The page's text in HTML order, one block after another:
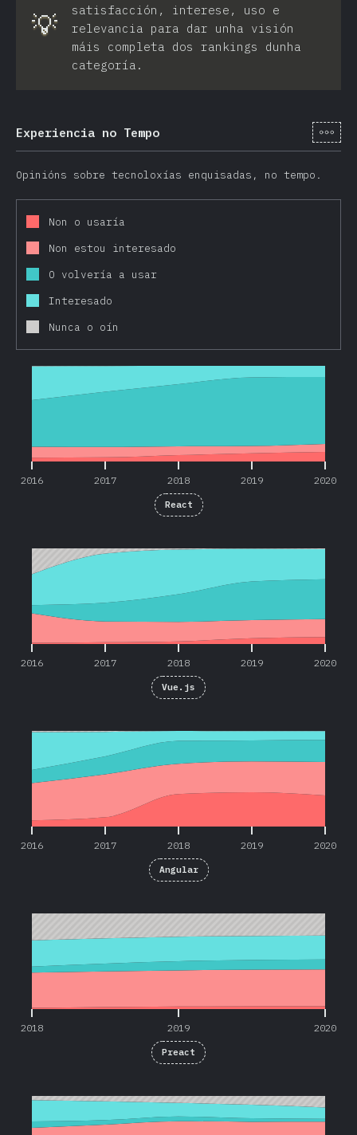
💡
satisfacción, interese, uso e
relevancia para dar unha visión
máis completa dos rankings dunha
categoría.
Experiencia no Tempo [gl-
Opinións sobre tecnoloxías enquisadas, no tempo.
Non o usaría
Non estou interesado
O volvería a usar
Interesado
Nunca o oín
2016 2017 2018 2019 2020
2016 2017 2018 2019 2020
React
2016 2017 2018 2019 2020
Vue.js
2016 2017 2018 2019 2020
Angular
2018 2019 2020
Preact